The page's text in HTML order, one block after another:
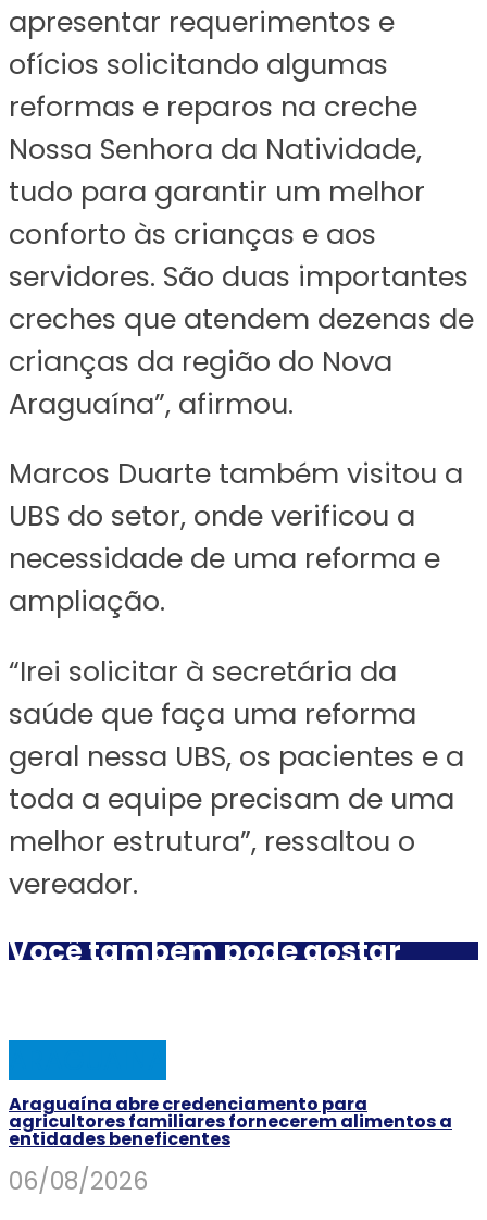
apresentar requerimentos e
ofícios solicitando algumas
reformas e reparos na creche
Nossa Senhora da Natividade,
tudo para garantir um melhor
conforto às crianças e aos
servidores. São duas importantes
creches que atendem dezenas de
crianças da região do Nova
Araguaína”, afirmou.
Marcos Duarte também visitou a
UBS do setor, onde verificou a
necessidade de uma reforma e
ampliação.
“Irei solicitar à secretária da
saúde que faça uma reforma
geral nessa UBS, os pacientes e a
toda a equipe precisam de uma
melhor estrutura”, ressaltou o
vereador.
Você também pode gostar
Araguaína abre credenciamento para
agricultores familiares fornecerem alimentos a
entidades beneficentes
06/08/2026